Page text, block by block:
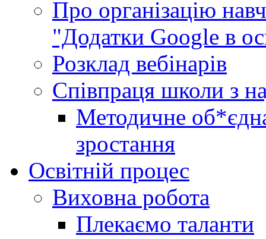
Про організацію
"Додатки Google в
Розклад вебінарів
Співпраця школи з
Методичне
зростання
Освітній процес
Виховна робота
Плекаємо таланти